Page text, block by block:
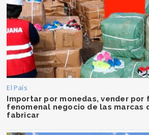
El País
Importar por monedas, vender por
fenomenal negocio de las marcas
fabricar